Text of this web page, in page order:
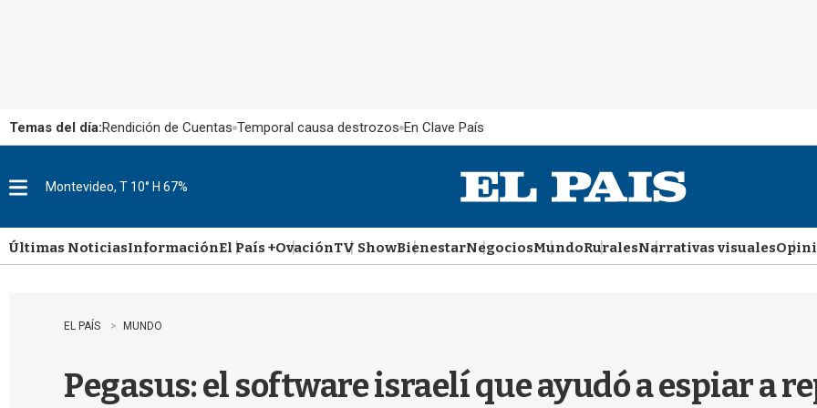
Temas del día:Rendición de Cuentas Temporal causa destrozos En Clave País
u
Montevideo, T 10° H 67%
Últimas NoticiasInformaciónEl País +OvaciónTV ShowBienestarNegociosMundoRuralesNarrativas visuales
EL PAÍS MUNDO
Pegasus: el software israelí que ayudó a espiar a